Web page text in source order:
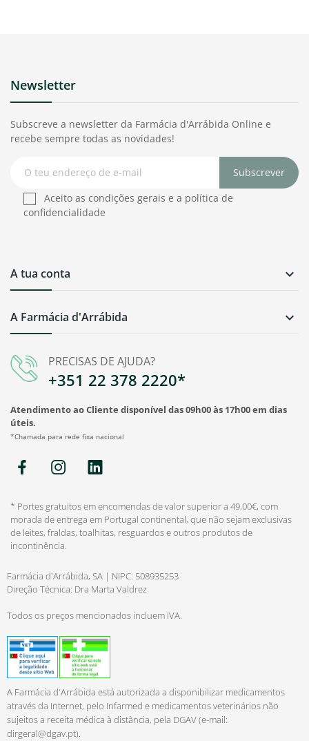
PRECISAS DE AJUDA?
+351 22 378 2220*
Atendimento ao Cliente disponível das 09h00 às 17h00 em dias
úteis.
*Chamada para rede fixa nacional
A Farmácia d'Arrábida 
A tua conta 
Newsletter
Subscreve a newsletter da Farmácia d'Arrábida Online e
recebe sempre todas as novidades!
Subscrever
Aceito as condições gerais e a política de
confidencialidade
* Portes gratuitos em encomendas de valor superior a 49,00€, com
morada de entrega em Portugal continental, que não sejam exclusivas
de leites, fraldas, toalhitas, resguardos e outros produtos de
incontinência.
Farmácia d'Arrábida, SA | NIPC: 508935253
Direção Técnica: Dra Marta Valdrez
Todos os preços mencionados incluem IVA.
A Farmácia d'Arrábida está autorizada a disponibilizar medicamentos
através da Internet, pelo Infarmed e medicamentos veterinários não
sujeitos a receita médica à distância, pela DGAV (e-mail:
dirgeral@dgav.pt).